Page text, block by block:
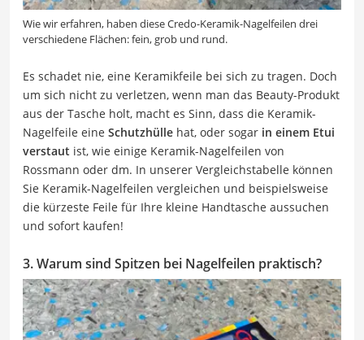
Wie wir erfahren, haben diese Credo-Keramik-Nagelfeilen drei
verschiedene Flächen: fein, grob und rund.
Es schadet nie, eine Keramikfeile bei sich zu tragen. Doch
um sich nicht zu verletzen, wenn man das Beauty-Produkt
aus der Tasche holt, macht es Sinn, dass die Keramik-
Nagelfeile eine Schutzhülle hat, oder sogar in einem Etui
verstaut ist, wie einige Keramik-Nagelfeilen von
Rossmann oder dm. In unserer Vergleichstabelle können
Sie Keramik-Nagelfeilen vergleichen und beispielsweise
die kürzeste Feile für Ihre kleine Handtasche aussuchen
und sofort kaufen!
3. Warum sind Spitzen bei Nagelfeilen praktisch?